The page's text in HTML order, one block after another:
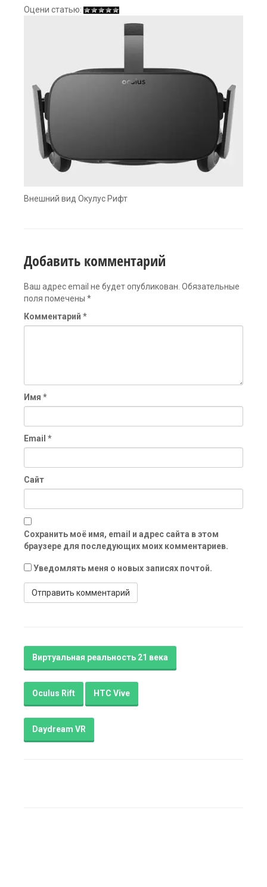
Оцени статью:
Внешний вид Окулус Рифт
Добавить комментарий
Ваш адрес email не будет опубликован. Обязательные
поля помечены *
Комментарий *
Имя *
Email *
Сайт
Сохранить моё имя, email и адрес сайта в этом
браузере для последующих моих комментариев.
Уведомлять меня о новых записях почтой.
Виртуальная реальность 21 века
Oculus Rift HTC Vive
Daydream VR